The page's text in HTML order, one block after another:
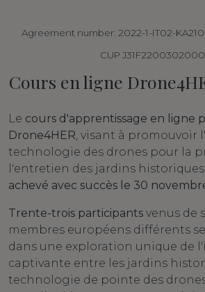
Agreement number: 2022-1-IT02-
CUP
Cours en ligne
Le cours d'apprentissage en ligne
Drone4HER , visant à promouvoir
technologie des drones pour la
l'entretien des jardins
achevé avec succès le 30
Trente-trois participants venus de
membres européens différents
dans une exploration unique de
captivante entre les jardins
technologie de pointe des